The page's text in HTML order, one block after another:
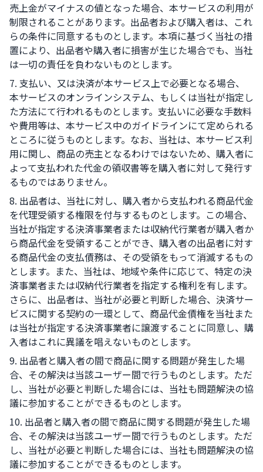
売上金がマイナスの値となった場合、本サービスの利用が
制限されることがあります。出品者および購入者は、これ
らの条件に同意するものとします。本項に基づく当社の措
置により、出品者や購入者に損害が生じた場合でも、当社
は一切の責任を負わないものとします。
7. 支払い、又は決済が本サービス上で必要となる場合、
本サービスのオンラインシステム、もしくは当社が指定し
た方法にて行われるものとします。支払いに必要な手数料
や費用等は、本サービス中のガイドラインにて定められる
ところに従うものとします。なお、当社は、本サービス利
用に関し、商品の売主となるわけではないため、購入者に
よって支払われた代金の領収書等を購入者に対して発行す
るものではありません。
8. 出品者は、当社に対し、購入者から支払われる商品代金
を代理受領する権限を付与するものとします。この場合、
当社が指定する決済事業者または収納代行業者が購入者か
ら商品代金を受領することができ、購入者の出品者に対す
る商品代金の支払債務は、その受領をもって消滅するもの
とします。また、当社は、地域や条件に応じて、特定の決
済事業者または収納代行業者を指定する権利を有します。
さらに、出品者は、当社が必要と判断した場合、決済サー
ビスに関する契約の一環として、商品代金債権を当社また
は当社が指定する決済事業者に譲渡することに同意し、購
入者はこれに異議を唱えないものとします。
9. 出品者と購入者の間で商品に関する問題が発生した場
合、その解決は当該ユーザー間で行うものとします。ただ
し、当社が必要と判断した場合には、当社も問題解決の協
議に参加することができるものとします。
10. 出品者と購入者の間で商品に関する問題が発生した場
合、その解決は当該ユーザー間で行うものとします。ただ
し、当社が必要と判断した場合には、当社も問題解決の協
議に参加することができるものとします。